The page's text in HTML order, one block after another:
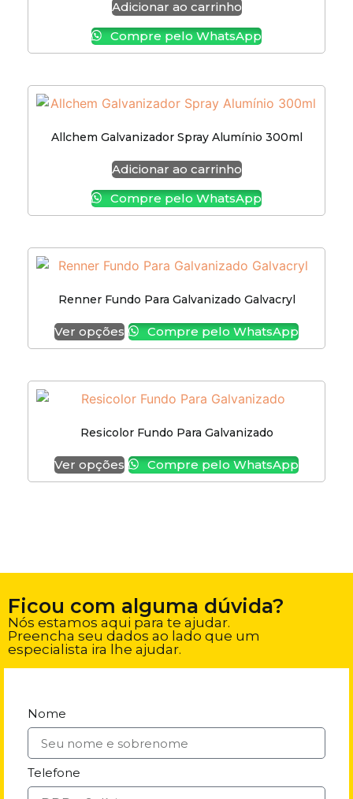
Adicionar ao carrinho
Compre pelo WhatsApp
Allchem Galvanizador Spray Alumínio 300ml
Adicionar ao carrinho
Compre pelo WhatsApp
Renner Fundo Para Galvanizado Galvacryl
Ver opções Compre pelo WhatsApp
Resicolor Fundo Para Galvanizado
Ver opções Compre pelo WhatsApp
Ficou com alguma dúvida?
Nós estamos aqui para te ajudar.
Preencha seu dados ao lado que um
especialista ira lhe ajudar.
Nome
Telefone